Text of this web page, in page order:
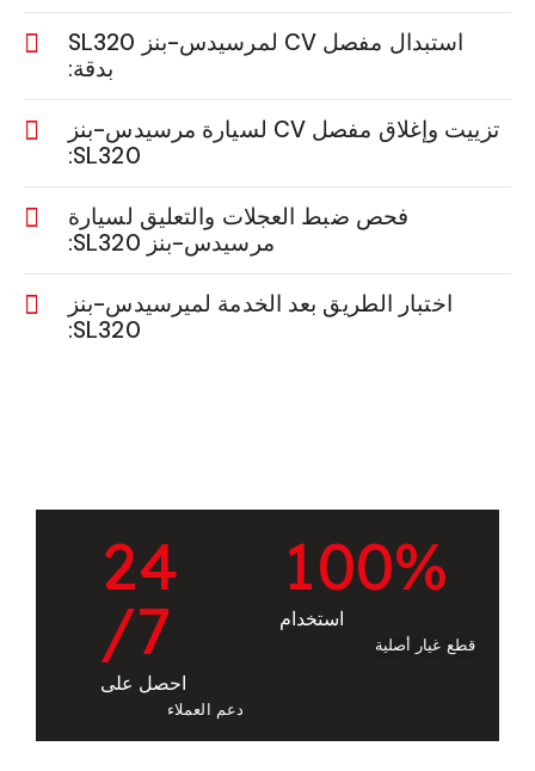
استبدال مفصل CV لمرسيدس-بنز SL320
بدقة:
تزييت وإغلاق مفصل CV لسيارة مرسيدس-بنز
SL320:
فحص ضبط العجلات والتعليق لسيارة
مرسيدس-بنز SL320:
اختبار الطريق بعد الخدمة لميرسيدس-بنز
SL320:
100%
استخدام
قطع غيار أصلية
24
/7
احصل على
دعم العملاء